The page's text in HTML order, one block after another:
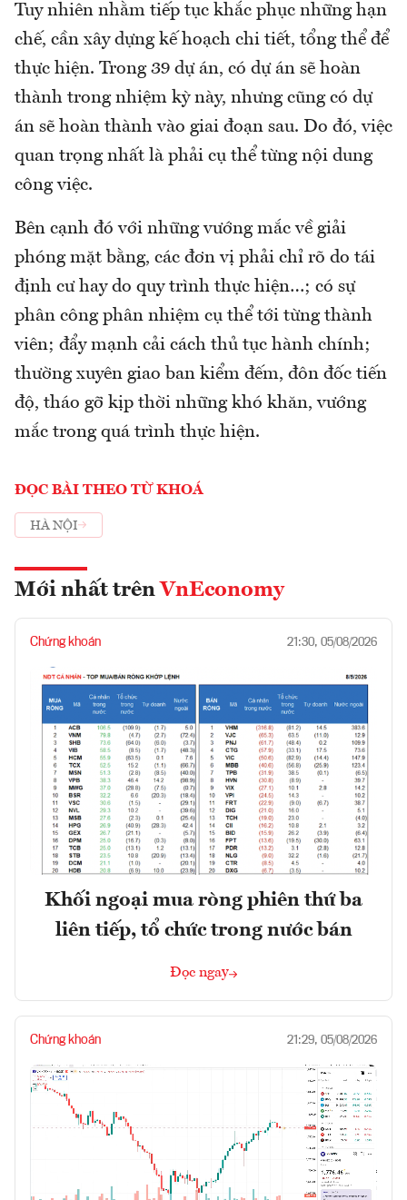
Tuy nhiên nhằm tiếp tục khắc phục những hạn
chế, cần xây dựng kế hoạch chi tiết, tổng thể để
thực hiện. Trong 39 dự án, có dự án sẽ hoàn
thành trong nhiệm kỳ này, nhưng cũng có dự
án sẽ hoàn thành vào giai đoạn sau. Do đó, việc
quan trọng nhất là phải cụ thể từng nội dung
công việc.
Bên cạnh đó với những vướng mắc về giải
phóng mặt bằng, các đơn vị phải chỉ rõ do tái
định cư hay do quy trình thực hiện…; có sự
phân công phân nhiệm cụ thể tới từng thành
viên; đẩy mạnh cải cách thủ tục hành chính;
thường xuyên giao ban kiểm đếm, đôn đốc tiến
độ, tháo gỡ kịp thời những khó khăn, vướng
mắc trong quá trình thực hiện.
ĐỌC BÀI THEO TỪ KHOÁ
HÀ NỘI
Mới nhất trên VnEconomy
Chứng khoán 21:30, 05/08/2026
Khối ngoại mua ròng phiên thứ ba
liên tiếp, tổ chức trong nước bán
Đọc ngay
Chứng khoán 21:29, 05/08/2026